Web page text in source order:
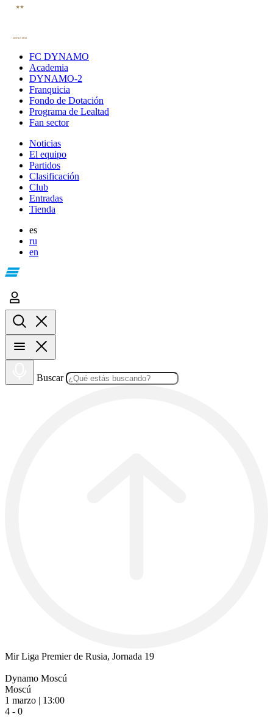
FC DYNAMO
Academia
DYNAMO-2
Franquicia
Fondo de Dotación
Programa de Lealtad
Fan sector
Noticias
El equipo
Partidos
Clasificación
Club
Entradas
Tienda
es
ru
en
Buscar
Mir Liga Premier de Rusia, Jornada 19
Dynamo Moscú
Moscú
1 marzo | 13:00
4 - 0